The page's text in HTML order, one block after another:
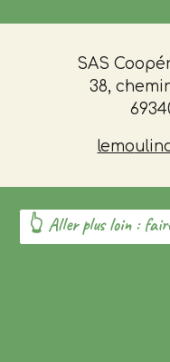
SAS
38,
lemo
👆 Aller plus loin :